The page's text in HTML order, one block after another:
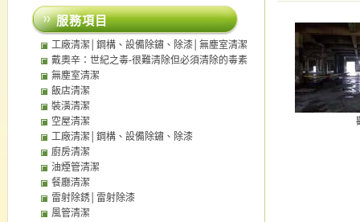
服務項目
工廠清潔│鋼構、設備除鏽、除漆│無塵室清潔
│中央廚房清潔
戴奧辛：世紀之毒-很難清除但必須清除的毒素
無塵室清潔
飯店清潔
裝潢清潔
空屋清潔
工廠清潔│鋼構、設備除鏽、除漆
廚房清潔
油煙管清潔
餐廳清潔
雷射除銹│雷射除漆
風管清潔